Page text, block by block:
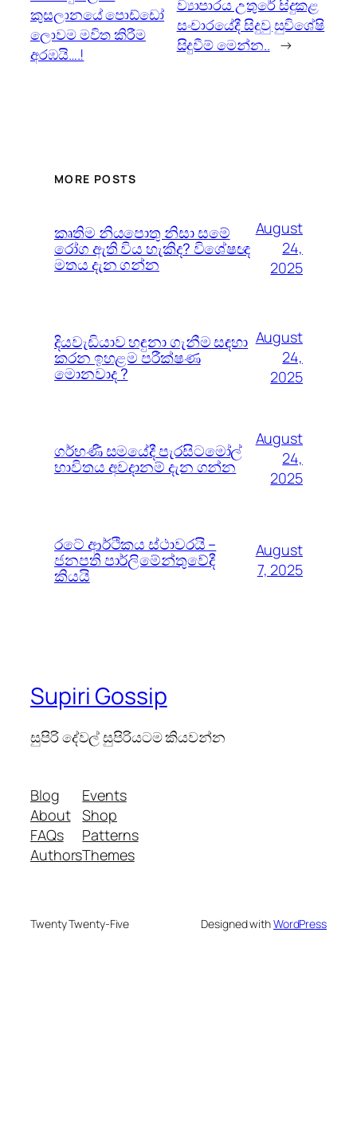
කුසලානය‍ේ පොඩ්ඩෝ
ලොවම මවිත කිරීම
අරඹයි….!
ව්‍යාපාරය උතුරේ සිදුකළ
සංචාරය‍ේදී සිදුවු සුවිශේෂි
සිදුවීම් මෙන්න.. →
MORE POSTS
කෘතිම නියපොතු නිසා සමේ
රෝග ඇති විය හැකිද? විශේෂඥ
මතය දැන ගන්න
August
24,
2025
දියවැඩියාව හඳුනා ගැනීම සඳහා
කරන ඉහළම පරීක්ෂණ
මොනවාද ?
August
24,
2025
ගර්භණී සමයේදී පැරසිටමෝල්
භාවිතය අවදානම් දැන ගන්න
August
24,
2025
රටේ ආර්ථිකය ස්ථාවරයි –
ජනපති පාර්ලිමේන්තුවේදී
කියයි
August
7, 2025
Supiri Gossip
සුපිරි දේවල් සුපිරියටම කියවන්න
Blog
About
FAQs
Authors
Events
Shop
Patterns
Themes
Twenty Twenty-Five Designed withWordPress